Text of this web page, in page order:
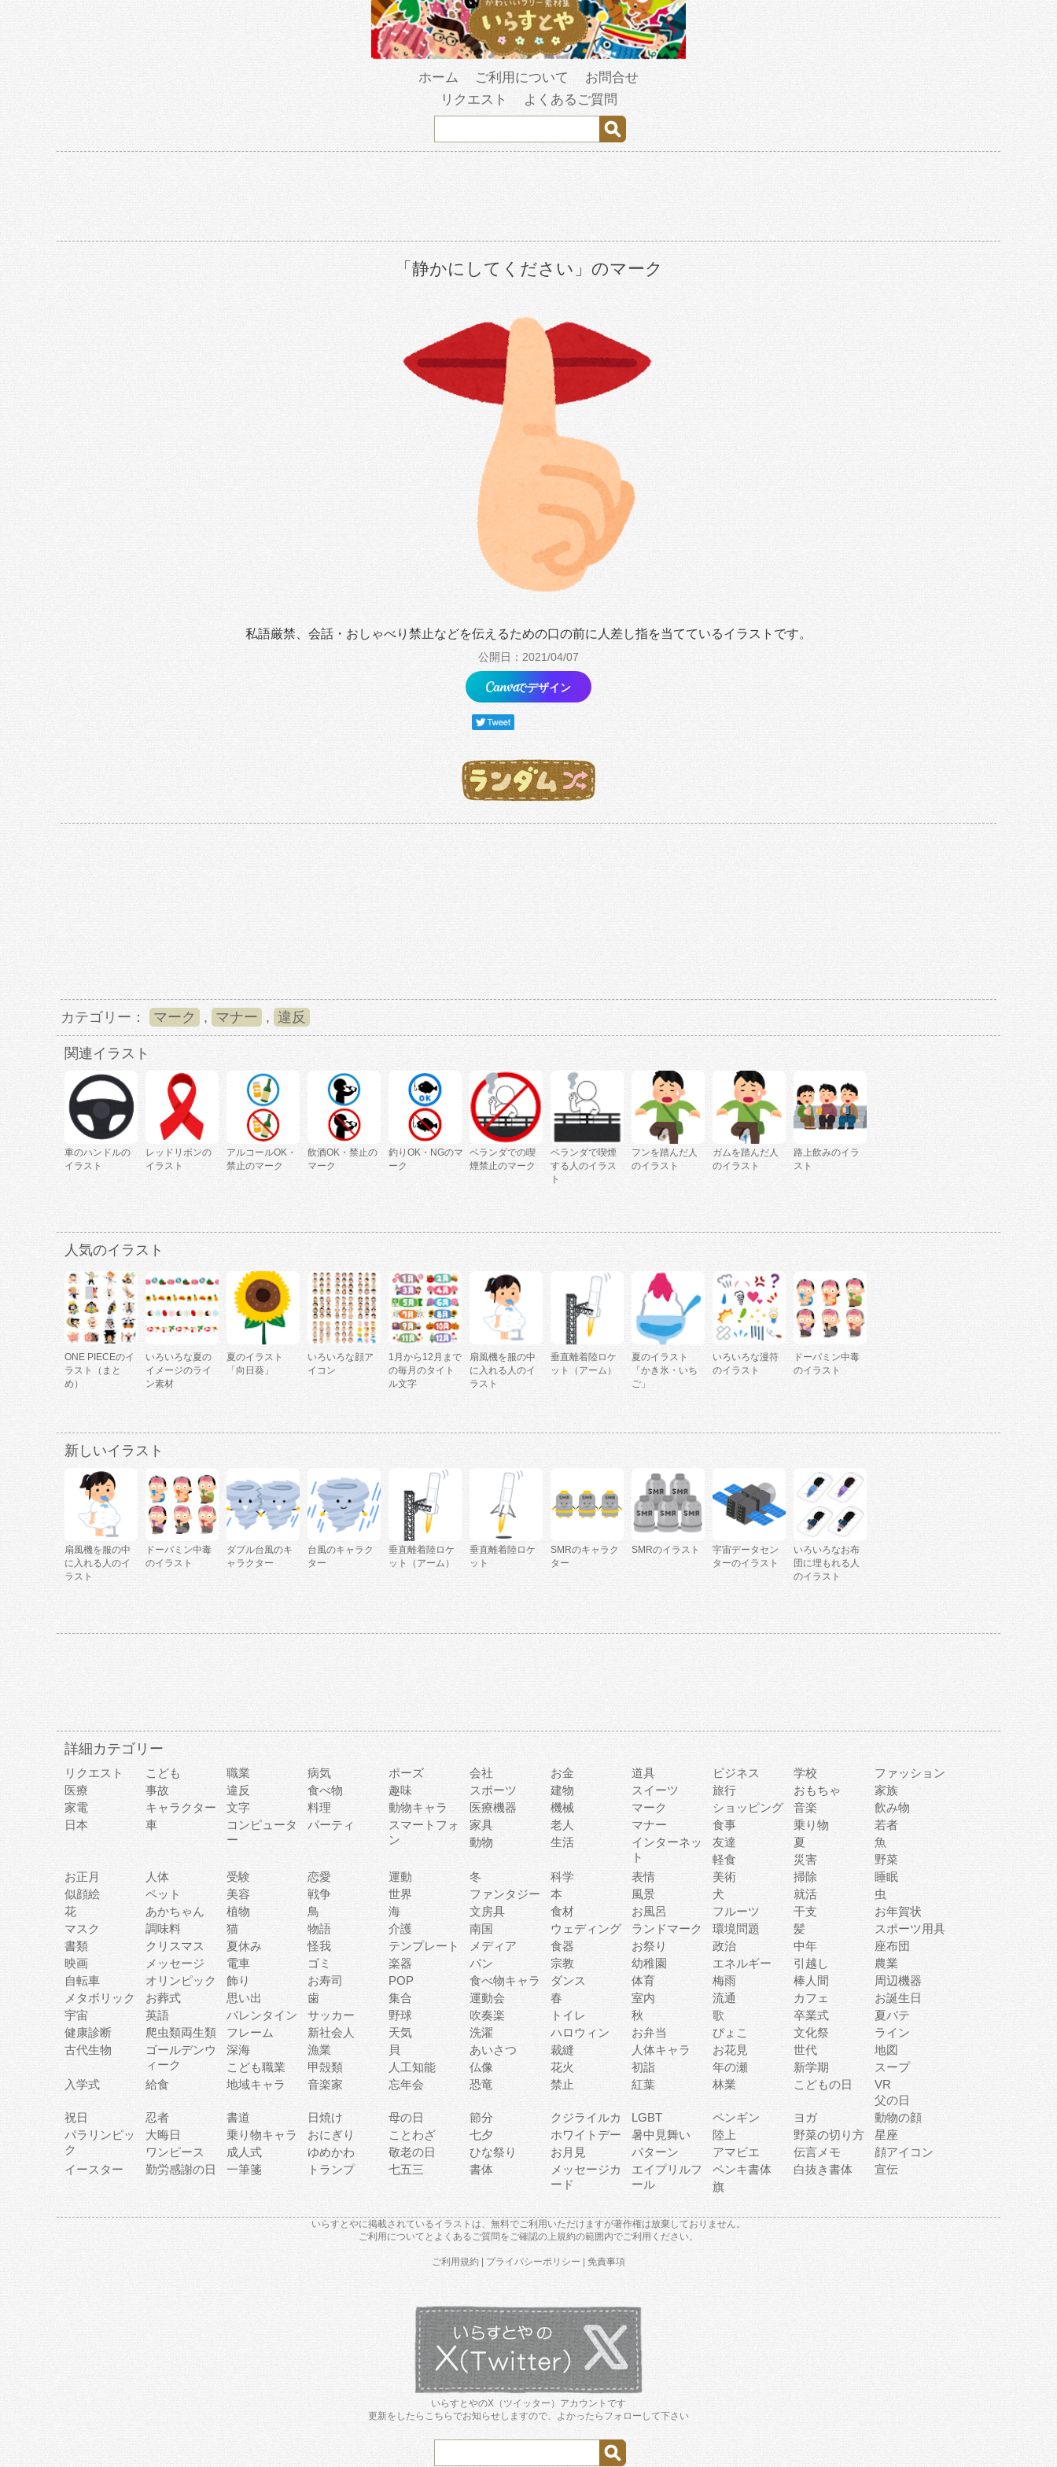
ホーム ご利用について
お問合せ
リクエスト
よくあるご質問
「静かにしてください」のマーク
私語厳禁、会話・おしゃべり禁止などを伝えるための口の前に人差し指を当てているイラストです。
公開日：2021/04/07
でデザイン
カテゴリー： マーク , マナー , 違反
関連イラスト
車のハンドルの
イラスト
レッドリボンの
イラスト
アルコールOK・
禁止のマーク
飲酒OK・禁止の
マーク
釣りOK・NGのマ
ーク
ベランダでの喫
煙禁止のマーク
ベランダで喫煙
する人のイラス
ト
フンを踏んだ人
のイラスト
ガムを踏んだ人
のイラスト
路上飲みのイラ
スト
人気のイラスト
ONE PIECEのイ
ラスト（まと
め）
いろいろな夏の
イメージのライ
ン素材
夏のイラスト
「向日葵」
いろいろな顔ア
イコン
1月から12月まで
の毎月のタイト
ル文字
扇風機を服の中
に入れる人のイ
ラスト
垂直離着陸ロケ
ット（アーム）
夏のイラスト
「かき氷・いち
ご」
いろいろな漫符
のイラスト
ドーパミン中毒
のイラスト
新しいイラスト
扇風機を服の中
に入れる人のイ
ラスト
ドーパミン中毒
のイラスト
ダブル台風のキ
ャラクター
台風のキャラク
ター
垂直離着陸ロケ
ット（アーム）
垂直離着陸ロケ
ット
SMRのキャラク
ター
SMRのイラスト
宇宙データセン
ターのイラスト
いろいろなお布
団に埋もれる人
のイラスト
詳細カテゴリー
リクエスト こども 職業 病気 ポーズ 会社 お金 道具 ビジネス 学校
ファッション
医療
事故 違反 食べ物 趣味 スポーツ 建物 スイーツ 旅行 おもちゃ
家族
家電
キャラクター 文字 料理 動物キャラ 医療機器 機械 マーク ショッピング 音楽
飲み物
日本
車
コンピュータ
ー
パーティ
スマートフォ
ン
家具 老人 マナー 食事 乗り物
若者
動物
生活
インターネッ
ト
友達 夏
魚
軽食
災害
野菜
お正月
人体 受験 恋愛 運動 冬 科学 表情 美術 掃除
睡眠
似顔絵
ペット 美容 戦争 世界 ファンタジー 本 風景 犬 就活
虫
花
あかちゃん 植物 鳥 海 文房具 食材 お風呂 フルーツ 干支
お年賀状
マスク
調味料 猫 物語 介護 南国 ウェディング ランドマーク 環境問題 髪
スポーツ用具
書類
クリスマス 夏休み 怪我 テンプレート メディア 食器 お祭り 政治 中年
座布団
映画
メッセージ 電車 ゴミ 楽器 パン 宗教 幼稚園 エネルギー 引越し
農業
自転車
オリンピック 飾り お寿司 POP 食べ物キャラ ダンス 体育 梅雨 棒人間
周辺機器
メタボリック
お葬式 思い出 歯 集合 運動会 春 室内 流通 カフェ
お誕生日
宇宙
英語 バレンタイン サッカー 野球 吹奏楽 トイレ 秋 歌 卒業式
夏バテ
健康診断
爬虫類両生類 フレーム 新社会人 天気 洗濯 ハロウィン お弁当 ぴょこ 文化祭
ライン
古代生物
ゴールデンウ
ィーク
深海 漁業 貝 あいさつ 裁縫 人体キャラ お花見 世代
地図
こども職業
甲殻類 人工知能 仏像 花火 初詣 年の瀬 新学期
スープ
入学式
給食 地域キャラ 音楽家 忘年会 恐竜 禁止 紅葉 林業 こどもの日
VR
父の日
祝日
忍者 書道 日焼け 母の日 節分 クジライルカ LGBT ペンギン ヨガ
動物の顔
パラリンピッ
ク
大晦日 乗り物キャラ おにぎり ことわざ 七夕 ホワイトデー 暑中見舞い 陸上 野菜の切り方
星座
ワンピース
成人式 ゆめかわ 敬老の日 ひな祭り お月見 パターン アマビエ 伝言メモ
顔アイコン
イースター
勤労感謝の日 一筆箋 トランプ 七五三 書体
メッセージカ
ード
エイプリルフ
ール
ペンキ書体 白抜き書体
宣伝
旗
いらすとやに掲載されているイラストは、無料でご利用いただけますが著作権は放棄しておりません。
ご利用について と よくあるご質問をご確認の上規約の範囲内でご利用ください。
ご利用規約 プライバシーポリシー 免責事項
いらすとやのX（ツイッター）アカウントです
更新をしたらこちらでお知らせしますので、よかったらフォローして下さい